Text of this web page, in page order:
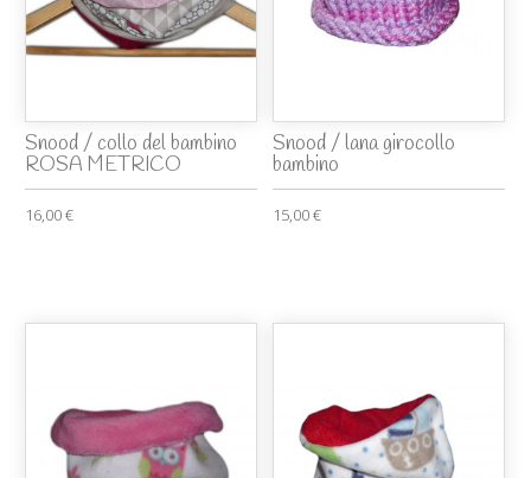
Snood / collo del bambino
ROSA METRICO
16,00 €
Snood / lana girocollo
bambino
15,00 €